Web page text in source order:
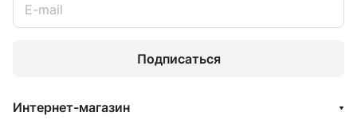
Подписаться
Интернет-магазин